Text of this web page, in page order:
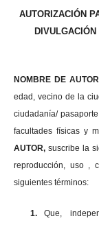
AUTORIZACIÓN
NOMBRE DE
edad, vecino de
ciudadanía/
facultades físicas y
AUTOR,suscribe la
reproducción, uso ,
siguientes términos:
1.
Que,